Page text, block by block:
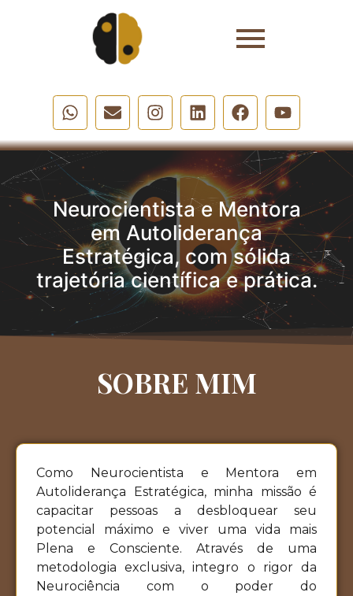
Neurocientista e Mentora
em Autoliderança
Estratégica, com sólida
trajetória científica e prática.
SOBRE MIM
Como Neurocientista e Mentora em
Autoliderança Estratégica, minha missão é
capacitar pessoas a desbloquear seu
potencial máximo e viver uma vida mais
Plena e Consciente. Através de uma
metodologia exclusiva, integro o rigor da
Neurociência com o poder do